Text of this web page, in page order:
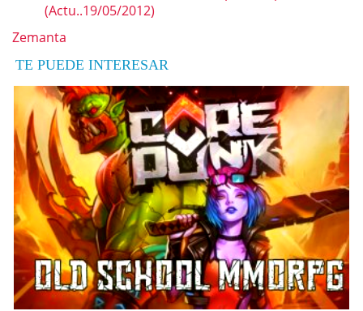
(Actu..19/05/2012)
Zemanta
TE PUEDE INTERESAR